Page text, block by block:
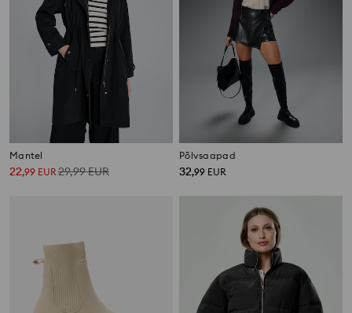
Mantel
22,99 EUR 29,99EUR
Põlvsaapad
32,99 EUR